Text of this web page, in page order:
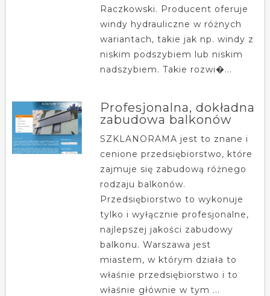
Raczkowski. Producent oferuje
windy hydrauliczne w różnych
wariantach, takie jak np. windy z
niskim podszybiem lub niskim
nadszybiem. Takie rozwi�...
Profesjonalna, dokładna
zabudowa balkonów
SZKLANORAMA jest to znane i
cenione przedsiębiorstwo, które
zajmuje się zabudową różnego
rodzaju balkonów.
Przedsiębiorstwo to wykonuje
tylko i wyłącznie profesjonalne,
najlepszej jakości zabudowy
balkonu. Warszawa jest
miastem, w którym działa to
właśnie przedsiębiorstwo i to
właśnie głównie w tym ...